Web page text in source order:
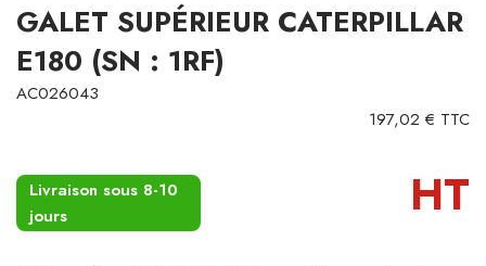
GALET SUPÉRIEUR CATERPILLAR
E180 (SN : 1RF)
AC026043
197,02 € TTC
Livraison sous 8-10
jours
HT